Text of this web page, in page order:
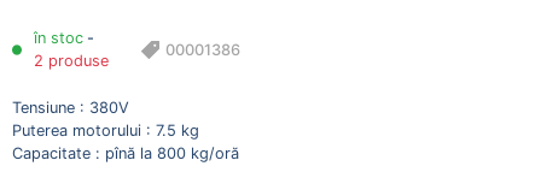
în stoc -
2 produse
00001386
Tensiune : 380V
Puterea motorului : 7.5 kg
Capacitate : pînă la 800 kg/oră